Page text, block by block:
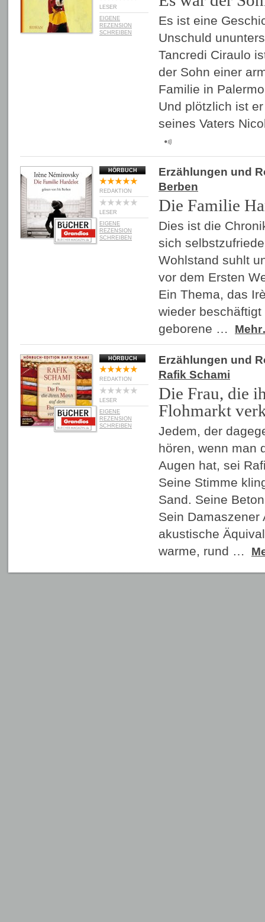
LESER
EIGENE
REZENSION
SCHREIBEN
Es ist eine
Unschuld
Tancredi Ciraulo
der Sohn einer
Familie in
Und plötzlich ist
seines Vaters
HÖRBUCH
REDAKTION
LESER
EIGENE
REZENSION
SCHREIBEN
Erzählungen und
Berben
Die Familie
Dies ist die
sich
Wohlstand suhlt
vor dem Ersten
Ein Thema, das
wieder
geborene …
HÖRBUCH
REDAKTION
LESER
EIGENE
REZENSION
SCHREIBEN
Erzählungen und
Rafik Schami
Die Frau, die
Flohmarkt
Jedem, der
hören, wenn man
Augen hat, sei
Seine Stimme
Sand. Seine
Sein Damaszener
akustische
warme, rund …